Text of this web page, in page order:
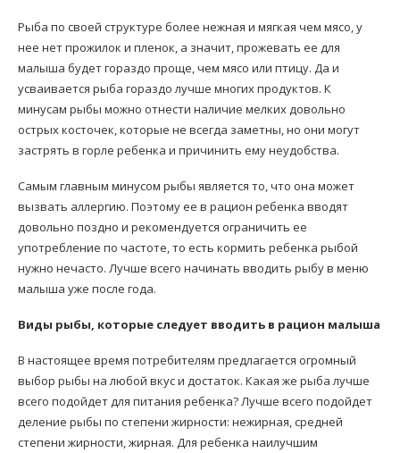
Рыба по своей структуре более нежная и мягкая чем мясо, у
нее нет прожилок и пленок, а значит, прожевать ее для
малыша будет гораздо проще, чем мясо или птицу. Да и
усваивается рыба гораздо лучше многих продуктов. К
минусам рыбы можно отнести наличие мелких довольно
острых косточек, которые не всегда заметны, но они могут
застрять в горле ребенка и причинить ему неудобства.
Самым главным минусом рыбы является то, что она может
вызвать аллергию. Поэтому ее в рацион ребенка вводят
довольно поздно и рекомендуется ограничить ее
употребление по частоте, то есть кормить ребенка рыбой
нужно нечасто. Лучше всего начинать вводить рыбу в меню
малыша уже после года.
Виды рыбы, которые следует вводить в рацион малыша
В настоящее время потребителям предлагается огромный
выбор рыбы на любой вкус и достаток. Какая же рыба лучше
всего подойдет для питания ребенка? Лучше всего подойдет
деление рыбы по степени жирности: нежирная, средней
степени жирности, жирная. Для ребенка наилучшим